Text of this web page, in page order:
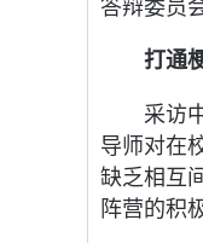
打通
采访
导师对在
缺乏相互
阵营的